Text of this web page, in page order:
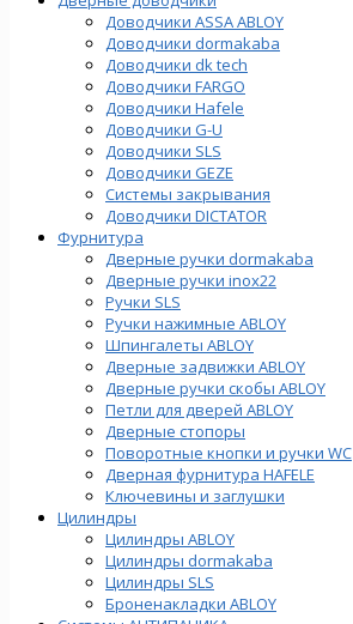
Доводчики ASSA ABLOY
Доводчики dormakaba
Доводчики dk tech
Доводчики FARGO
Доводчики Hafele
Доводчики G-U
Доводчики SLS
Доводчики GEZE
Cистемы закрывания
Доводчики DICTATOR
Фурнитура
Дверные ручки dormakaba
Дверные ручки inox22
Ручки SLS
Ручки нажимные ABLOY
Шпингалеты ABLOY
Дверные задвижки ABLOY
Дверные ручки скобы ABLOY
Петли для дверей ABLOY
Дверные стопоры
Поворотные кнопки и ручки WC
Дверная фурнитура HAFELE
Ключевины и заглушки
Цилиндры
Цилиндры ABLOY
Цилиндры dormakaba
Цилиндры SLS
Броненакладки ABLOY